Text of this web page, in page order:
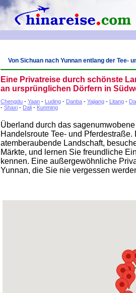
Von Sichuan nach Yunnan entlang der Tee-
Eine Privatreise durch schönste
an ursprünglichen Dörfern in
Chengdu - Yaan - Luding - Danba - Yajiang - Litang -
- Shaxi - Dali - Kunming
Überland durch das
Handelsroute Tee- und
atemberaubende Landschaft,
Märkte, und lernen Sie freundliche
kennen. Eine außergewöhnliche
Yunnan, die Sie nie vergessen